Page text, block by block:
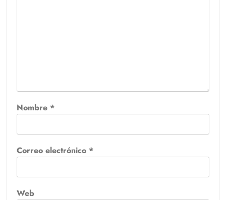
Nombre *
Correo electrónico *
Web